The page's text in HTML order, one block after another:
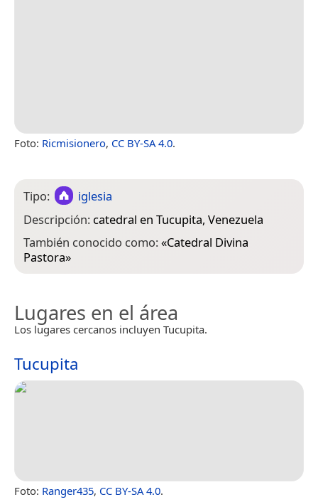
Foto: Ricmisionero, CC BY-SA 4.0.
Tipo:
iglesia
Descripción: catedral en Tucupita, Venezuela
También conocido como:«Catedral Divina
Pastora»
Lugares en el área
Los lugares cercanos incluyen Tucupita.
Tucupita
Foto: Ranger435, CC BY-SA 4.0.